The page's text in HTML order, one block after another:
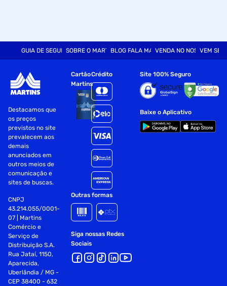
GUIA DE SEGURANÇASOBRE O MARTINSBLOG FALA MARTVENDA NO NOSSO SITE
VEM SER
Destacamos que
os preços
previstos no site
prevalecem aos
demais
anunciados em
outros meios de
comunicação e
sites de buscas.
CNPJ
43.214.055/0001-
07 | Martins
Comércio e
Serviço de
Distribuição S.A.
Rua Jataí, 1150,
Aparecida,
Uberlândia / MG -
CEP 38400 - 632
Cartão
Martins
Crédito
Outras formas
Siga nossas Redes
Sociais
Site 100% Seguro
Baixe o Aplicativo